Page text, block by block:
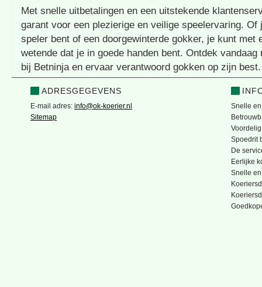
Met snelle uitbetalingen en een uitstekende
garant voor een plezierige en veilige speelervaring. Of
speler bent of een doorgewinterde gokker, je kunt met
wetende dat je in goede handen bent. Ontdek vandaag
bij Betninja en ervaar verantwoord gokken op zijn best.
ADRESGEGEVENS
E-mail adres: info@ok-koerier.nl
Sitemap
Snelle
Spoedrit
De
Eerlijke
Snelle